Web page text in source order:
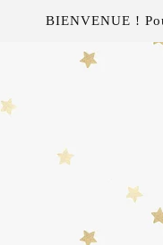
BIENVENUE !